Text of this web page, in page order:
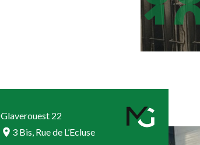
20
Glaverouest 22
3 Bis, Rue de L’Ecluse